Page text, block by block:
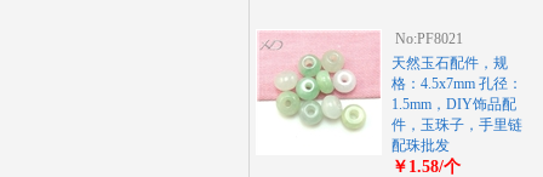
No:PF8021
天然玉石配件，规
格：4.5x7mm 孔径：
1.5mm，DIY饰品配
件，玉珠子，手里链
配珠批发
￥1.58/个